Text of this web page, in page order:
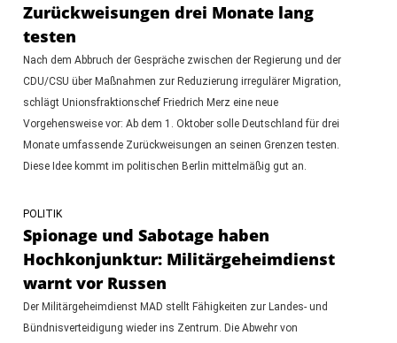
Zurückweisungen drei Monate lang
testen
Nach dem Abbruch der Gespräche zwischen der Regierung und der
CDU/CSU über Maßnahmen zur Reduzierung irregulärer Migration,
schlägt Unionsfraktionschef Friedrich Merz eine neue
Vorgehensweise vor: Ab dem 1. Oktober solle Deutschland für drei
Monate umfassende Zurückweisungen an seinen Grenzen testen.
Diese Idee kommt im politischen Berlin mittelmäßig gut an.
POLITIK
Spionage und Sabotage haben
Hochkonjunktur: Militärgeheimdienst
warnt vor Russen
Der Militärgeheimdienst MAD stellt Fähigkeiten zur Landes- und
Bündnisverteidigung wieder ins Zentrum. Die Abwehr von